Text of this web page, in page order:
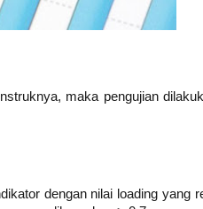
maka pengujian
dengan nilai loading yang